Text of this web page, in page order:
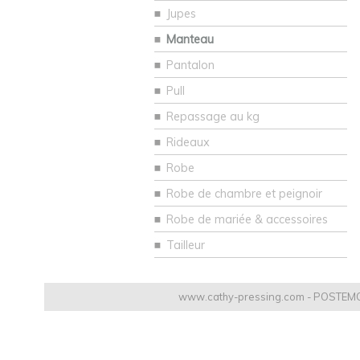
Jupes
Manteau
Pantalon
Pull
Repassage au kg
Rideaux
Robe
Robe de chambre et peignoir
Robe de mariée & accessoires
Tailleur
www.cathy-pressing.com -